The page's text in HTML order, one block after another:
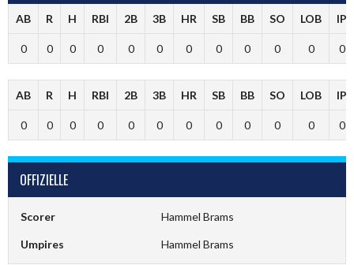
AB R H RBI 2B 3B HR SB BB SO LOB IP
0 0 0 0 0 0 0 0 0 0 0 0
AB R H RBI 2B 3B HR SB BB SO LOB IP
0 0 0 0 0 0 0 0 0 0 0 0
OFFIZIELLE
Scorer Hammel Brams
Umpires Hammel Brams